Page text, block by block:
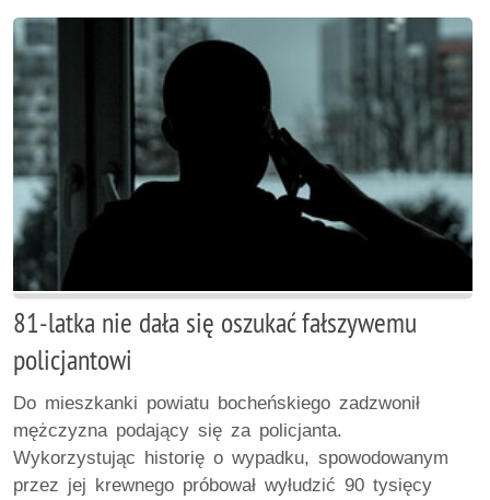
81-latka nie dała się oszukać fałszywemu
policjantowi
Do mieszkanki powiatu bocheńskiego zadzwonił
mężczyzna podający się za policjanta.
Wykorzystując historię o wypadku, spowodowanym
przez jej krewnego próbował wyłudzić 90 tysięcy